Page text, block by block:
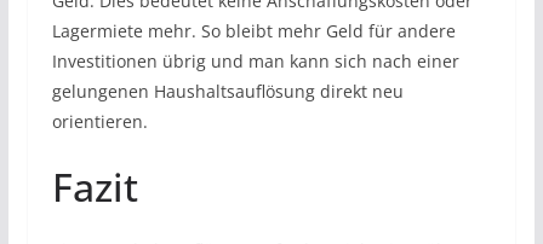
Lagermiete mehr. So bleibt mehr Geld für andere
Investitionen übrig und man kann sich nach einer
gelungenen Haushaltsauflösung direkt neu
orientieren.
Fazit